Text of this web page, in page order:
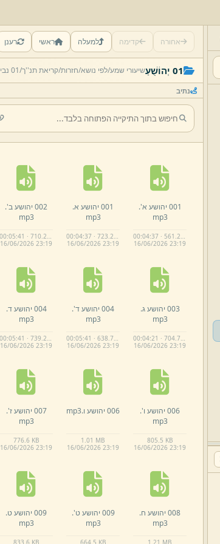
אחורה קדימה למעלה ראשי רענן
01 יְהוֹשֻׁעַ שיעורי שמע/לפי נושא/חזרות/קריאת תנ''ך/01 נביאים ראשונים/
נתיב
001 יהושע א'.
mp3
00:04:37 · 561.2 KB
16/06/2026 23:19
001 יהושע א.
mp3
00:04:37 · 723.2 KB
16/06/2026 23:19
002 יהושע ב'.
mp3
00:05:41 · 710.2 KB
16/06/2026 23:19
003 יהושע ג.
mp3
00:04:21 · 704.7 KB
16/06/2026 23:19
004 יהושע ד'.
mp3
00:05:41 · 638.7 KB
16/06/2026 23:19
004 יהושע ד.
mp3
00:05:41 · 739.2 KB
16/06/2026 23:19
006 יהושע ו'.
mp3
805.5 KB
16/06/2026 23:19
006 יהושע ו. mp3
1.01 MB
16/06/2026 23:19
007 יהושע ז'.
mp3
776.6 KB
16/06/2026 23:19
008 יהושע ח.
mp3
1. 21 MB
009 יהושע ט'.
mp3
664. 5 KB
009 יהושע ט.
mp3
833. 6 KB